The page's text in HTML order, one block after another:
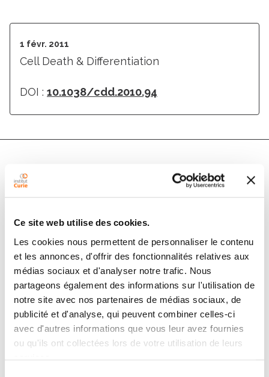
Ce site web utilise des cookies.
Les cookies nous permettent de personnaliser le contenu
et les annonces, d'offrir des fonctionnalités relatives aux
médias sociaux et d'analyser notre trafic. Nous
partageons également des informations sur l'utilisation de
notre site avec nos partenaires de médias sociaux, de
publicité et d'analyse, qui peuvent combiner celles-ci
avec d'autres informations que vous leur avez fournies
ou qu'ils ont collectées lors de votre utilisation de leurs
1 févr. 2011
Cell Death & Differentiation
DOI : 10.1038/cdd.2010.94
Auteurs
Solomon, S Madar, I Kamer, P Stambolsky, A Shelly, N
Goldfinger, S Valsesia-Wittmann, A Puisieux, A
Zundelevich, E N Gal-Yam, C Avivi, I Barshack, M Brait,
D Sidransky, E Domany, V Rotter
Membres